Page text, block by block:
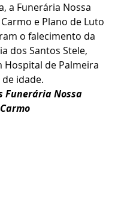
a Funerária Nossa
e Plano de Luto
o falecimento da
dos Santos Stele,
Hospital de Palmeira
idade.
Funerária Nossa